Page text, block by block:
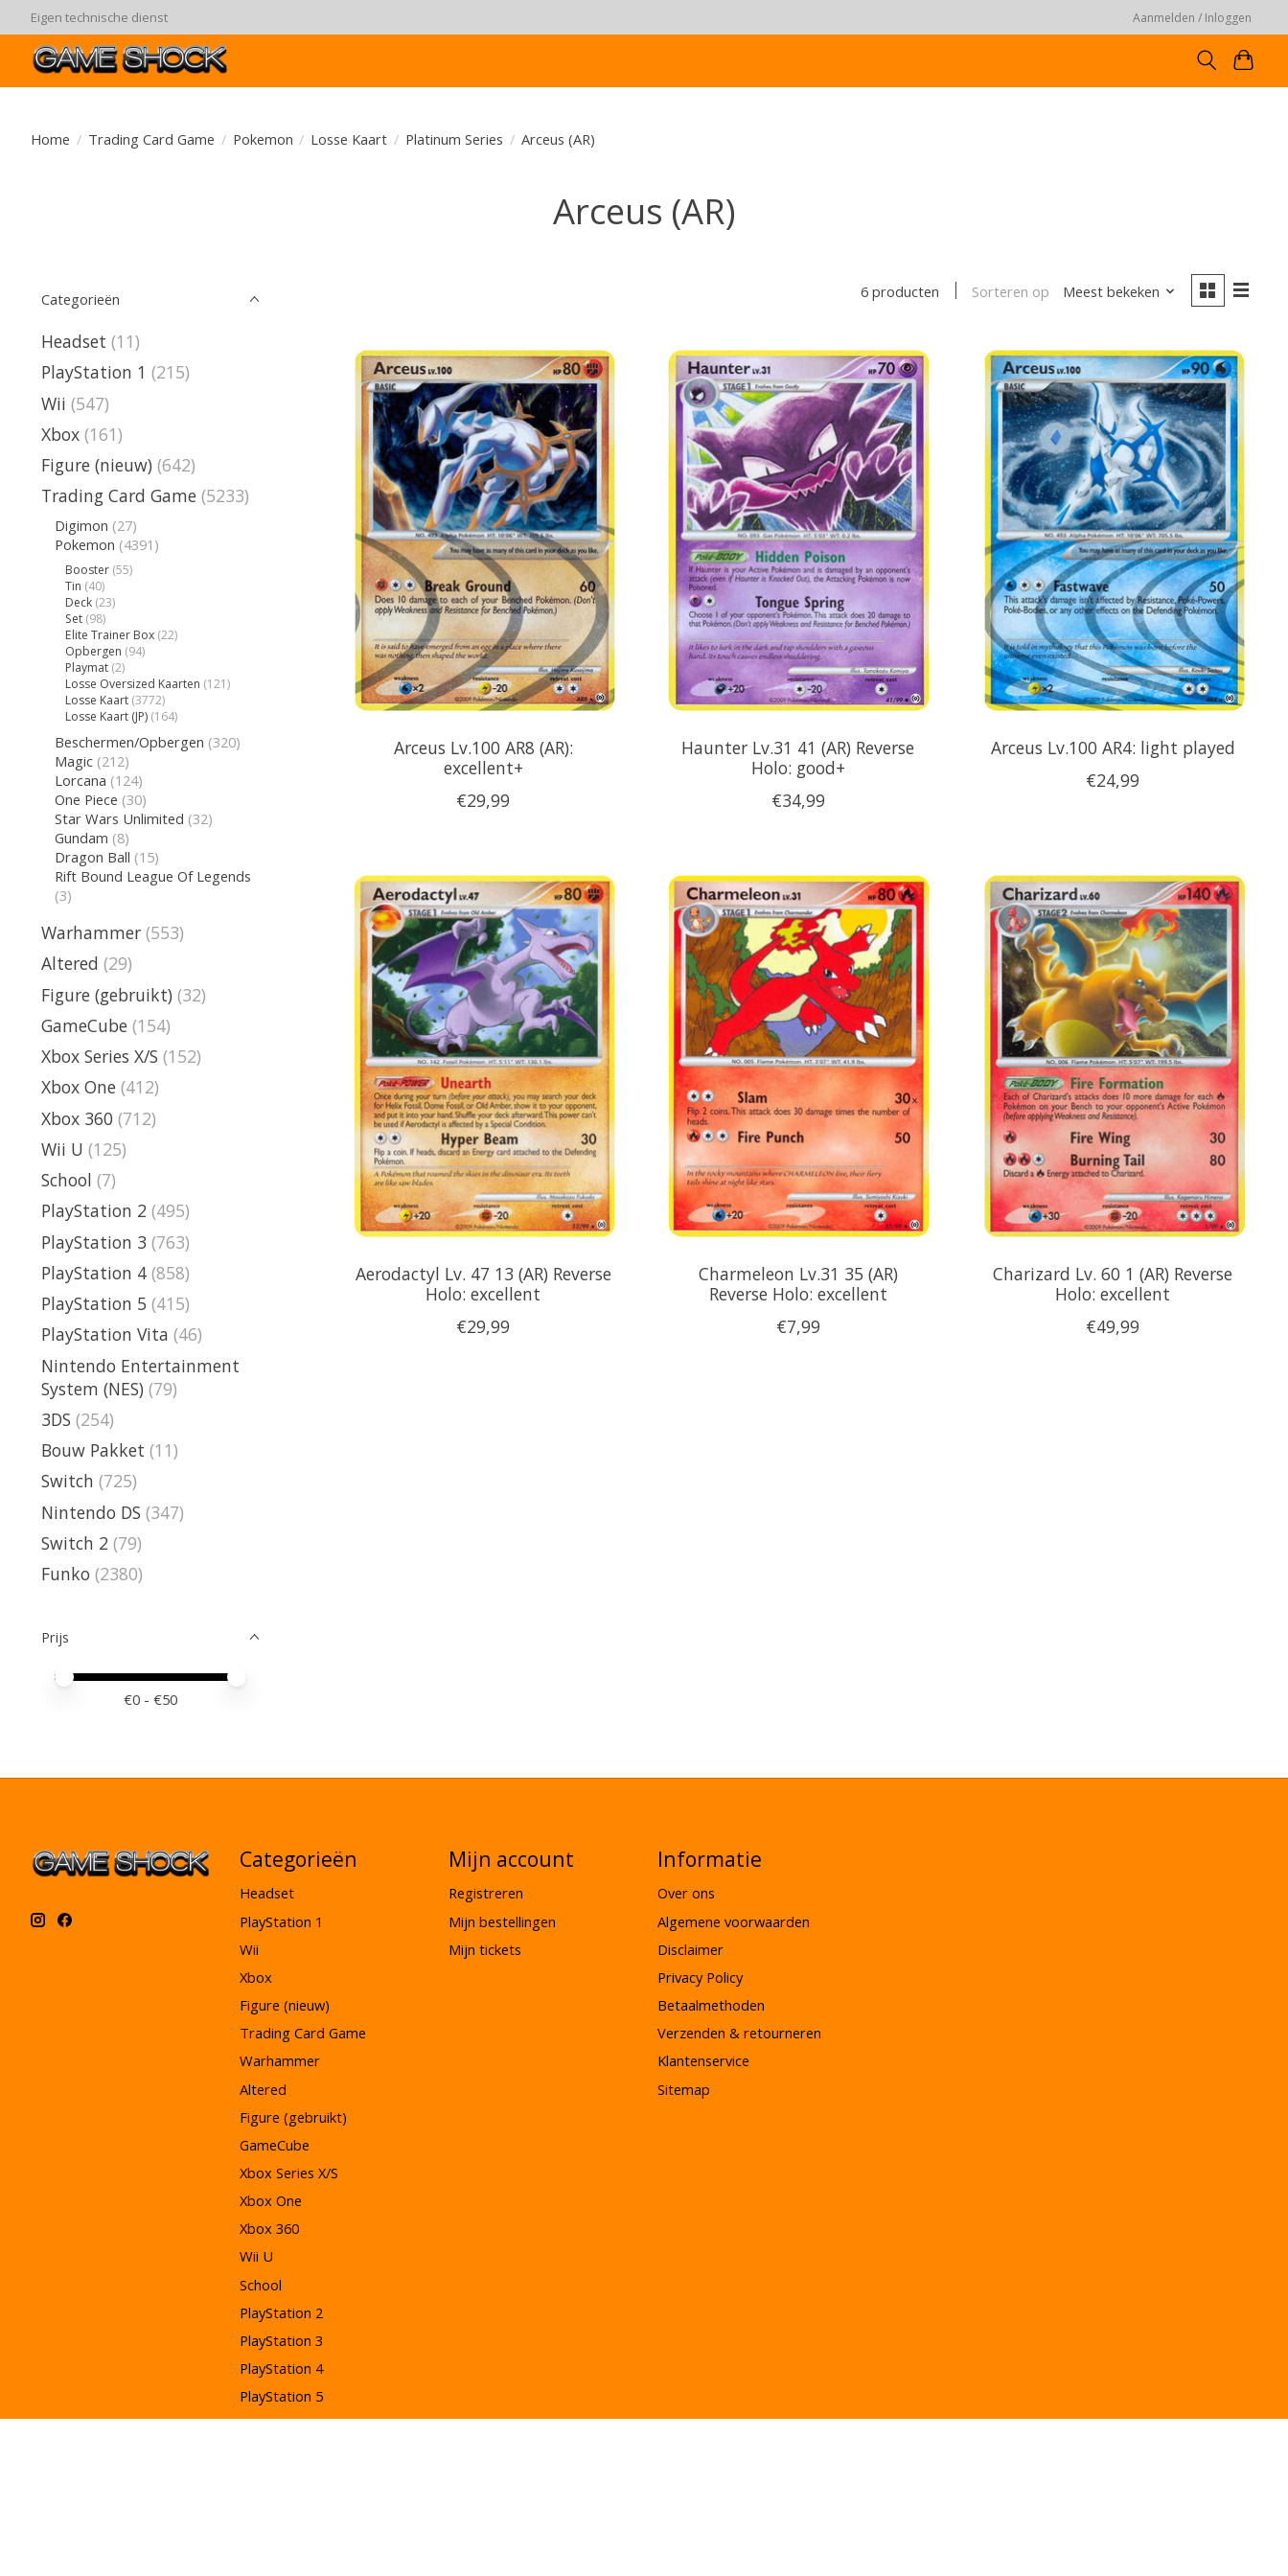
Eigen technische dienst Aanmelden / Inloggen
Home / Trading Card Game / Pokemon / Losse Kaart / Platinum Series / Arceus (AR)
Arceus (AR)
Categorieën
Headset (11)
PlayStation 1 (215)
Wii (547)
Xbox (161)
Figure (nieuw) (642)
Trading Card Game (5233)
Digimon (27)
Pokemon (4391)
Booster (55)
Tin (40)
Deck (23)
Set (98)
Elite Trainer Box (22)
Opbergen (94)
Playmat (2)
Losse Oversized Kaarten (121)
Losse Kaart (3772)
Losse Kaart (JP) (164)
Beschermen/Opbergen (320)
Magic (212)
Lorcana (124)
One Piece (30)
Star Wars Unlimited (32)
Gundam (8)
Dragon Ball (15)
Rift Bound League Of Legends
(3)
Warhammer (553)
Altered (29)
Figure (gebruikt) (32)
GameCube (154)
Xbox Series X/S (152)
Xbox One (412)
Xbox 360 (712)
Wii U (125)
School (7)
PlayStation 2 (495)
PlayStation 3 (763)
PlayStation 4 (858)
PlayStation 5 (415)
PlayStation Vita (46)
Nintendo Entertainment
System (NES) (79)
3DS (254)
Bouw Pakket (11)
Switch (725)
Nintendo DS (347)
Switch 2 (79)
Funko (2380)
Prijs
Minimale prijswaarde
Price maximum value
€0 - €50
6 producten Sorteren op Meest bekeken
Arceus Lv.100 AR8 (AR):
excellent+
€29,99
Haunter Lv.31 41 (AR) Reverse
Holo: good+
€34,99
Arceus Lv.100 AR4: light played
€24,99
Aerodactyl Lv. 47 13 (AR) Reverse
Holo: excellent
€29,99
Charmeleon Lv.31 35 (AR)
Reverse Holo: excellent
€7,99
Charizard Lv. 60 1 (AR) Reverse
Holo: excellent
€49,99
Categorieën
Headset
PlayStation 1
Wii
Xbox
Figure (nieuw)
Trading Card Game
Warhammer
Altered
Figure (gebruikt)
GameCube
Xbox Series X/S
Xbox One
Xbox 360
Wii U
School
PlayStation 2
PlayStation 3
PlayStation 4
PlayStation 5
PlayStation Vita
Mijn account
Registreren
Mijn bestellingen
Mijn tickets
Informatie
Over ons
Algemene voorwaarden
Disclaimer
Privacy Policy
Betaalmethoden
Verzenden & retourneren
Klantenservice
Sitemap